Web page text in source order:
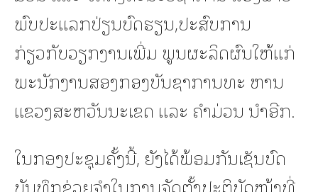
ພົບປະແລກປ່ຽນບົດຮຽນ,ປະສົບການ
ກ່ຽວກັບວຽກງານເພີ່ມ ພູນຜະລິດຜົນໃຫ້ແກ່
ພະນັກງານສອງກອງບັນຊາການທະ ຫານ
ແຂວງສະຫວັນນະເຂດ ແລະ ຄໍາມ່ວນ ນໍາອີກ.
ໃນກອງປະຊຸມຄັ້ງນີ້, ຍັງໄດ້ພ້ອມກັນເຊັນບົດ